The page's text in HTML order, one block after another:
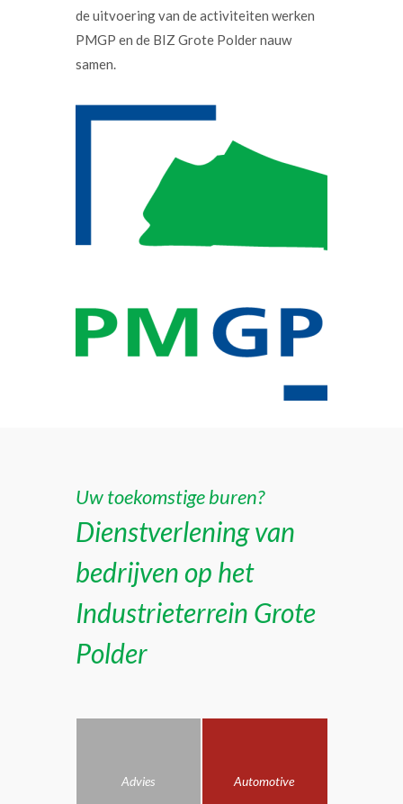
de uitvoering van de activiteiten werken
PMGP en de BIZ Grote Polder nauw
samen.
Uw toekomstige buren?
Dienstverlening van
bedrijven op het
Industrieterrein Grote
Polder
Advies Automotive